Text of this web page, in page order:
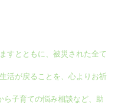
すとともに、被災された全て
活が戻ることを、心よりお祈
ら子育ての悩み相談など、助